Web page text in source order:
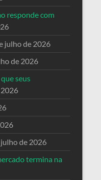
responde com
julho de 2026
de 2026
seus
de 2026
termina na